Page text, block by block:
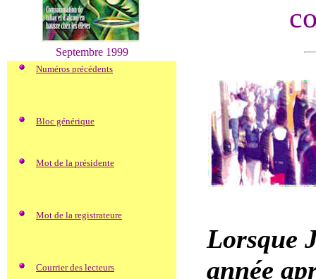
Septembre 1999
Numéros précédents
Bloc générique
Mot de la présidente
Mot de la registrateure
Courrier des lecteurs
Lorsque
année